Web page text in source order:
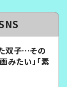
双子…その
みたい」「素